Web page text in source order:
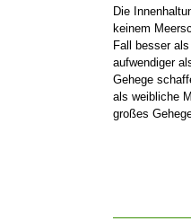
Die
keinem
Fall besser
aufwendiger
Gehege
als weibliche
großes